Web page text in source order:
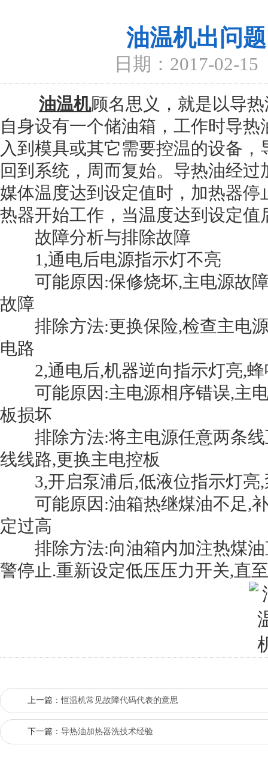
油温机出问
日期：2017-02-15
油温机顾名思义，就是以导
自身设有一个储油箱，工作时导
入到模具或其它需要控温的设备
回到系统，周而复始。导热油经
媒体温度达到设定值时，加热器
热器开始工作，当温度达到设定
故障分析与排除故障
1,通电后电源指示灯不亮
可能原因:保修烧坏,主电源故障
故障
排除方法:更换保险,检查主电源
电路
2,通电后,机器逆向指示灯亮,蜂
可能原因:主电源相序错误,主电
板损坏
排除方法:将主电源任意两条线
线线路,更换主电控板
3,开启泵浦后,低液位指示灯亮,
可能原因:油箱热继煤油不足,补
定过高
排除方法:向油箱内加注热煤油
警停止.重新设定低压压力开关,直
上一篇：恒温机常见故障代码代表的意思
下一篇： 导热油加热器洗技术经验